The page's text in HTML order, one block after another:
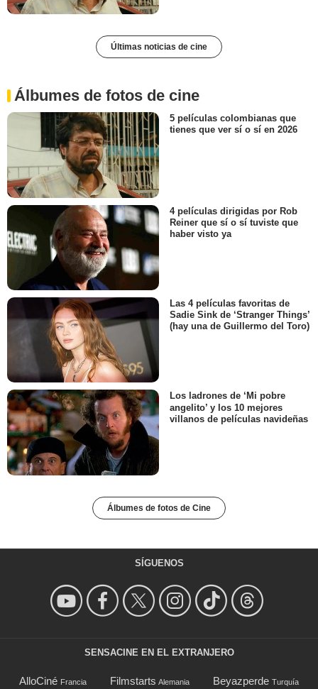
Últimas noticias de cine
Álbumes de fotos de cine
5 películas colombianas que
tienes que ver sí o sí en 2026
4 películas dirigidas por Rob
Reiner que sí o sí tuviste que
haber visto ya
Las 4 películas favoritas de
Sadie Sink de ‘Stranger Things’
(hay una de Guillermo del Toro)
Los ladrones de ‘Mi pobre
angelito’ y los 10 mejores
villanos de películas navideñas
Álbumes de fotos de Cine
SÍGUENOS
SENSACINE EN EL EXTRANJERO
AlloCiné Francia Filmstarts Alemania Beyazperde Turquía